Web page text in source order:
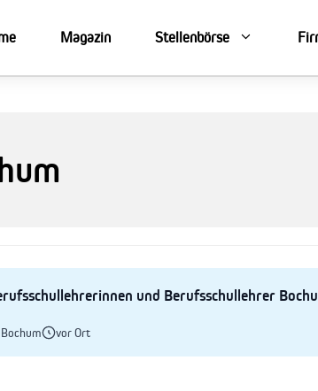
Magazin Stellenbörse
und Berufsschullehrer
Bochum vor Ort